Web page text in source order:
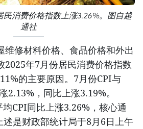
民消费价格指数上涨3.26%。图自越
通社
修材料价格、食品价格和外出
2025年7月份居民消费价格指数
的主要原因。7月份CPI与
2.13%，同比上涨3.19%。
CPI同比上涨3.26%，核心通
是财政部统计局于8月6日上午